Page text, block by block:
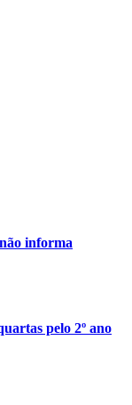
informa
pelo 2º ano